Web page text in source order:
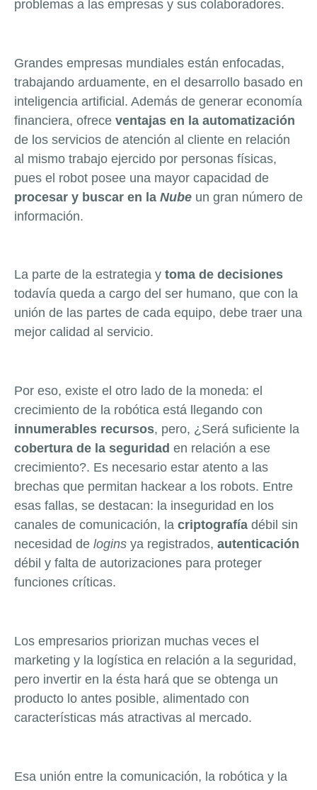
problemas a las empresas y sus colaboradores.
Grandes empresas mundiales están enfocadas,
trabajando arduamente, en el desarrollo basado en
inteligencia artificial. Además de generar economía
financiera, ofrece ventajas en la automatización
de los servicios de atención al cliente en relación
al mismo trabajo ejercido por personas físicas,
pues el robot posee una mayor capacidad de
procesar y buscar en la Nube un gran número de
información.
La parte de la estrategia y toma de decisiones
todavía queda a cargo del ser humano, que con la
unión de las partes de cada equipo, debe traer una
mejor calidad al servicio.
Por eso, existe el otro lado de la moneda: el
crecimiento de la robótica está llegando con
innumerables recursos, pero, ¿Será suficiente la
cobertura de la seguridad en relación a ese
crecimiento?. Es necesario estar atento a las
brechas que permitan hackear a los robots. Entre
esas fallas, se destacan: la inseguridad en los
canales de comunicación, la criptografía débil sin
necesidad de logins ya registrados, autenticación
débil y falta de autorizaciones para proteger
funciones críticas.
Los empresarios priorizan muchas veces el
marketing y la logística en relación a la seguridad,
pero invertir en la ésta hará que se obtenga un
producto lo antes posible, alimentado con
características más atractivas al mercado.
Esa unión entre la comunicación, la robótica y la